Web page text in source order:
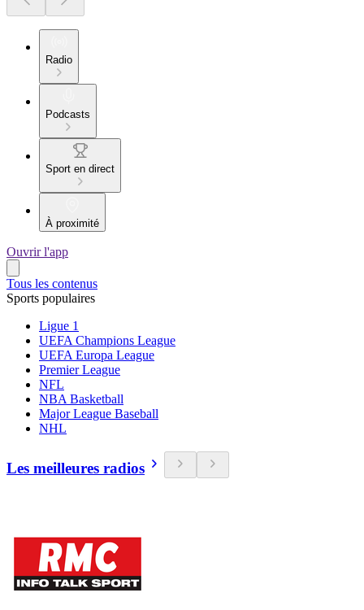
Radio
Podcasts
Sport en direct
À proximité
Ouvrir l'app
Tous les contenus
Sports populaires
Ligue 1
UEFA Champions League
UEFA Europa League
Premier League
NFL
NBA Basketball
Major League Baseball
NHL
Les meilleures radios